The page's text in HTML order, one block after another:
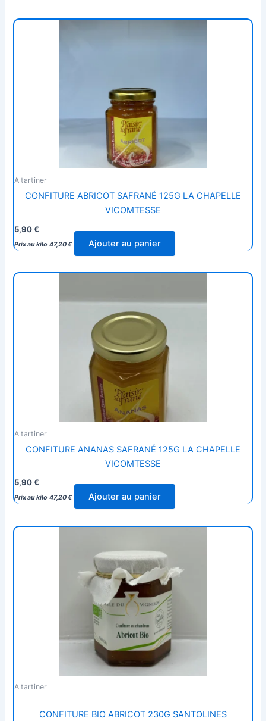
A tartiner
CONFITURE ABRICOT SAFRANÉ 125G LA CHAPELLE
VICOMTESSE
5,90€
Prix au kilo 47,20€ Ajouter au panier
A tartiner
CONFITURE ANANAS SAFRANÉ 125G LA CHAPELLE
VICOMTESSE
5,90€
Prix au kilo 47,20€ Ajouter au panier
A tartiner
CONFITURE BIO ABRICOT 230G SANTOLINES